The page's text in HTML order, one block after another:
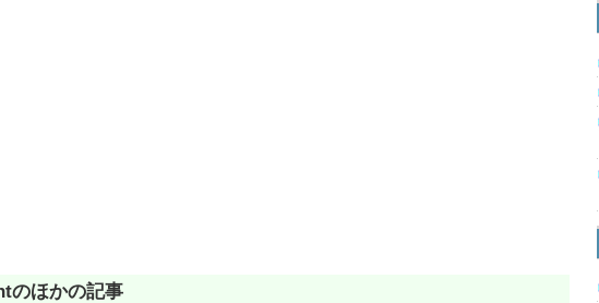
のほかの記事